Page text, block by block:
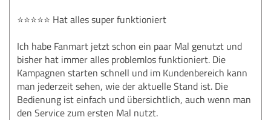
⭐⭐⭐⭐⭐ Hat alles super funktioniert
Ich habe Fanmart jetzt schon ein paar Mal genutzt und
bisher hat immer alles problemlos funktioniert. Die
Kampagnen starten schnell und im Kundenbereich kann
man jederzeit sehen, wie der aktuelle Stand ist. Die
Bedienung ist einfach und übersichtlich, auch wenn man
den Service zum ersten Mal nutzt.